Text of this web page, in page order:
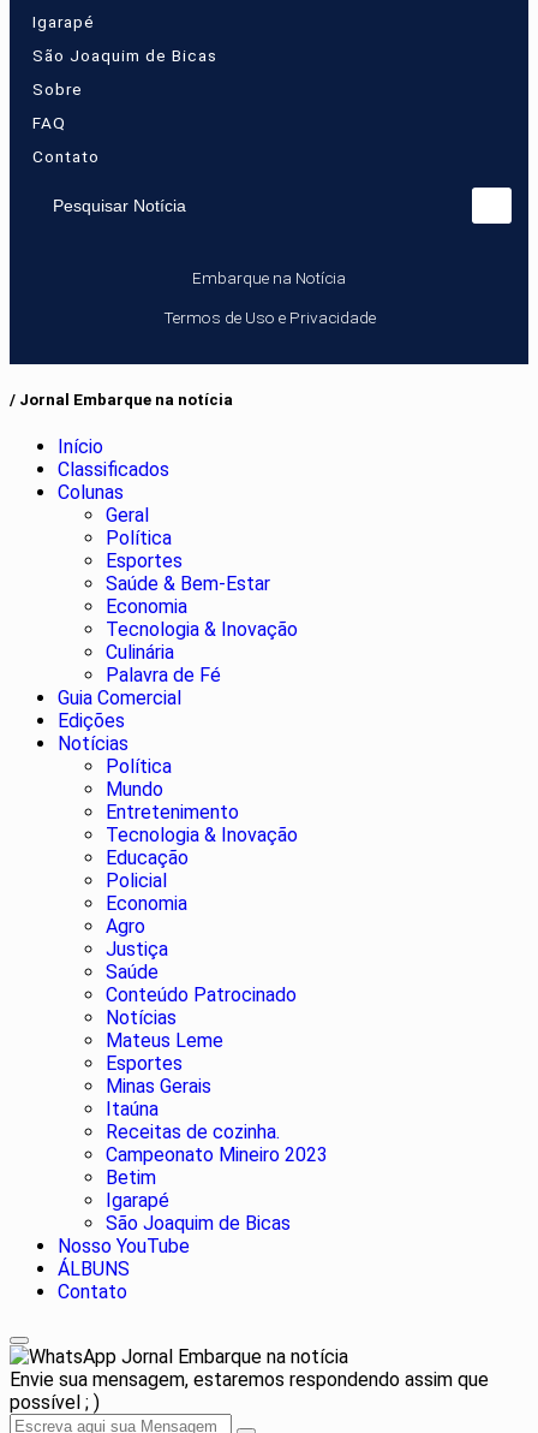
Igarapé
São Joaquim de Bicas
Sobre
FAQ
Contato
Pesquisar Notícia
Embarque na Notícia
Termos de Uso e Privacidade
/ Jornal Embarque na notícia
Início
Classificados
Colunas
Geral
Política
Esportes
Saúde & Bem-Estar
Economia
Tecnologia & Inovação
Culinária
Palavra de Fé
Guia Comercial
Edições
Notícias
Política
Mundo
Entretenimento
Tecnologia & Inovação
Educação
Policial
Economia
Agro
Justiça
Saúde
Conteúdo Patrocinado
Notícias
Mateus Leme
Esportes
Minas Gerais
Itaúna
Receitas de cozinha.
Campeonato Mineiro 2023
Betim
Igarapé
São Joaquim de Bicas
Nosso YouTube
ÁLBUNS
Contato
Jornal Embarque na notícia
Envie sua mensagem, estaremos respondendo assim que
possível ; )